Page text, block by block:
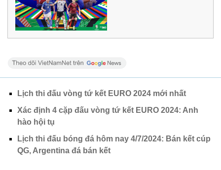
Lịch thi đấu vòng tứ kết EURO 2024 mới nhất
Xác định 4 cặp đấu vòng tứ kết EURO 2024: Anh
hào hội tụ
Lịch thi đấu bóng đá hôm nay 4/7/2024: Bán kết cúp
QG, Argentina đá bán kết